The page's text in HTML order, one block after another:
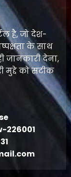
है, जो देश-
के साथ
जानकारी देना,
को सटीक
226001